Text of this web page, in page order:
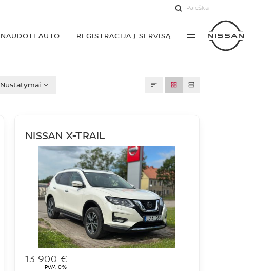
NAUDOTI AUTO REGISTRACIJA Į SERVISĄ
Nustatymai
NISSAN X-TRAIL
13 900 €
PVM 0%